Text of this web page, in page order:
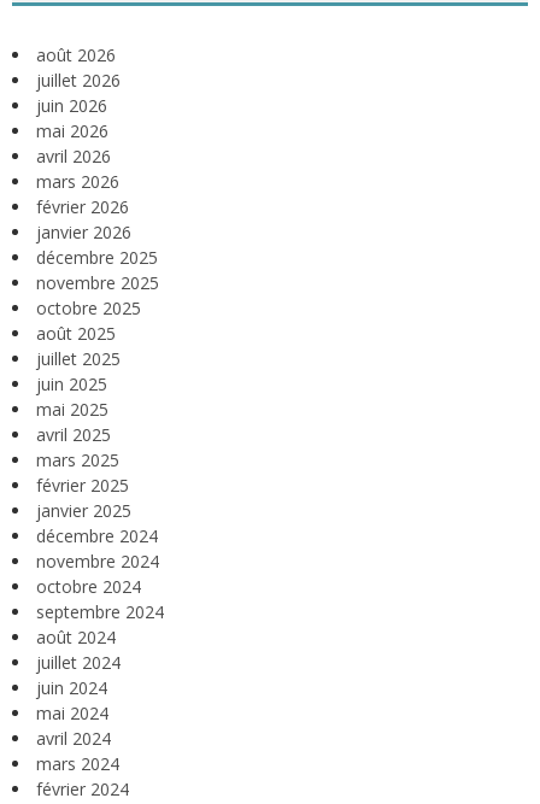
août 2026
juillet 2026
juin 2026
mai 2026
avril 2026
mars 2026
février 2026
janvier 2026
décembre 2025
novembre 2025
octobre 2025
août 2025
juillet 2025
juin 2025
mai 2025
avril 2025
mars 2025
février 2025
janvier 2025
décembre 2024
novembre 2024
octobre 2024
septembre 2024
août 2024
juillet 2024
juin 2024
mai 2024
avril 2024
mars 2024
février 2024